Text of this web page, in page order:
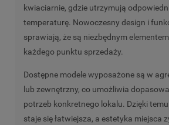
kwiaciarnie, gdzie utrzymują
temperaturę. Nowoczesny design i
sprawiają, że są niezbędnym
każdego punktu sprzedaży.
Dostępne modele wyposażone są w
lub zewnętrzny, co umożliwia
potrzeb konkretnego lokalu. Dzięki
staje się łatwiejsza, a estetyka miejsca